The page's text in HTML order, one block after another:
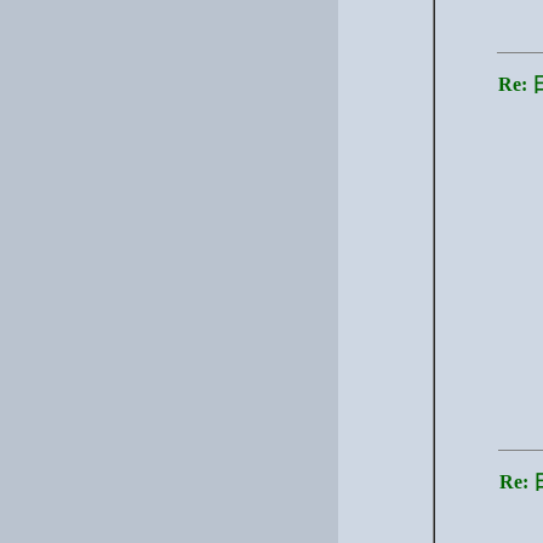
Re:
Re: